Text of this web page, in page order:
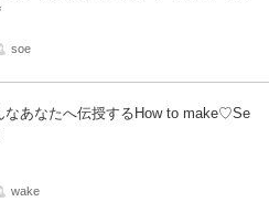
soe
なあなたへ伝授するHow to make♡Se
wake